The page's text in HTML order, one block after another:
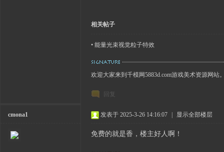
相关帖子
• 能量光束视觉粒子特效
欢迎大家来到千模网5883d.com游戏美术资源网站
回复
cmona1 发表于 2025-3-26 14:16:07 显示全部楼层
免费的就是香，楼主好人啊！